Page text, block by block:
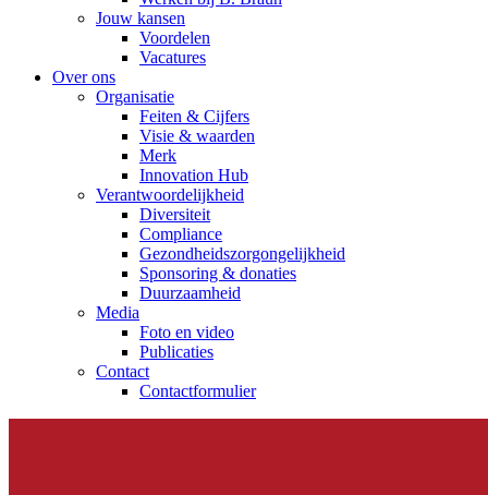
Jouw kansen
Voordelen
Vacatures
Over ons
Organisatie
Feiten & Cijfers
Visie & waarden
Merk
Innovation Hub
Verantwoordelijkheid
Diversiteit
Compliance
Gezondheidszorgongelijkheid​
Sponsoring & donaties
Duurzaamheid
Media
Foto en video
Publicaties
Contact
Contactformulier